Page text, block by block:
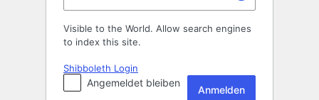
Visible to the World. Allow search engines
to index this site.
Shibboleth Login
Angemeldet bleiben